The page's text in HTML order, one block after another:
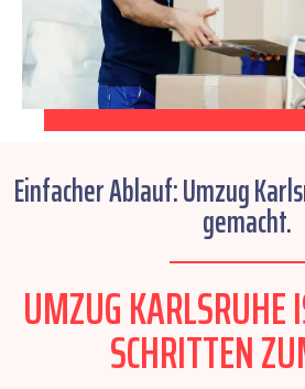
Einfacher Ablauf: Umzug
gemacht.
UMZUG
SCHRITTEN